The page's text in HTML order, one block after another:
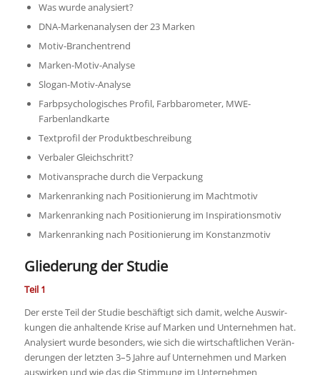
Was wurde analysiert?
DNA-Markenanalysen der 23 Marken
Motiv-Branchentrend
Marken-Motiv-Analyse
Slogan-Motiv-Analyse
Farbpsychologisches Profil, Farbbarometer, MWE-
Farbenlandkarte
Textprofil der Produktbeschreibung
Verbaler Gleichschritt?
Motivansprache durch die Verpackung
Markenranking nach Positionierung im Machtmotiv
Markenranking nach Positionierung im Inspirationsmotiv
Markenranking nach Positionierung im Konstanzmotiv
Gliederung der Studie
Teil 1
Der erste Teil der Studie beschäftigt sich damit, welche Auswir­
kungen die anhaltende Krise auf Marken und Unternehmen hat.
Analysiert wurde besonders, wie sich die wirtschaftlichen Verän­
derungen der letzten 3–5 Jahre auf Unternehmen und Marken
auswirken und wie das die Stimmung im Unternehmen